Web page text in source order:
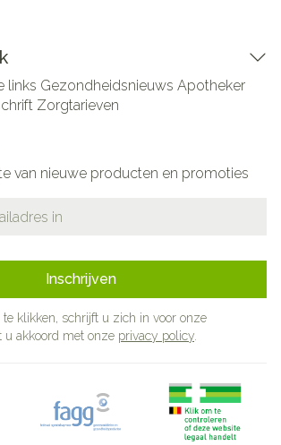
links Gezondheidsnieuws Apotheker
Zorgtarieven
van nieuwe producten en promoties
Inschrijven
te klikken, schrijft u zich in voor onze
u akkoord met onze privacy policy